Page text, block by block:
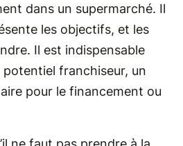
dans un supermarché. Il
les objectifs, et les
Il est indispensable
franchiseur, un
pour le financement ou